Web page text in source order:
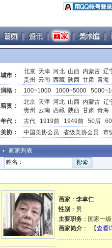
城市：
北京 天津 河北 山西 内蒙古 辽
贵州 云南 西藏 陕西 甘肃 青海
润格：
100~1000 1000~5000
籍贯：
北京 天津 河北 山西 内蒙古 辽
贵州 云南 西藏 陕西 甘肃 青海
年代：
古代 1919前 1949前 50后
美协：
中国美协会员 省级美协会员 市
• 画家列表
姓名：
画家 ：李聿仁
性别 ：男
主要职务 ：国家一
画家简介 ： 【查看